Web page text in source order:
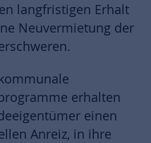
langfristigen Erhalt
Neuvermietung der
erhalten
einen
Anreiz, in ihre